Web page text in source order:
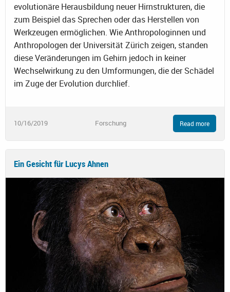
evolutionäre Herausbildung neuer Hirnstrukturen, die
zum Beispiel das Sprechen oder das Herstellen von
Werkzeugen ermöglichen. Wie Anthropologinnen und
Anthropologen der Universität Zürich zeigen, standen
diese Veränderungen im Gehirn jedoch in keiner
Wechselwirkung zu den Umformungen, die der Schädel
im Zuge der Evolution durchlief.
10/16/2019 Forschung Read more
Ein Gesicht für Lucys Ahnen